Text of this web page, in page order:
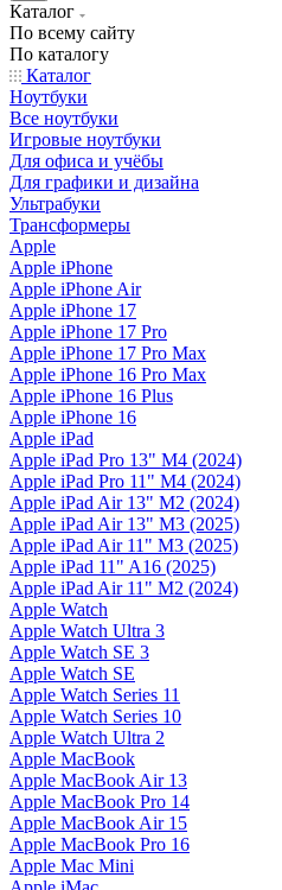
Каталог
По всему сайту
По каталогу
Каталог
Ноутбуки
Все ноутбуки
Игровые ноутбуки
Для офиса и учёбы
Для графики и дизайна
Ультрабуки
Трансформеры
Apple
Apple iPhone
Apple iPhone Air
Apple iPhone 17
Apple iPhone 17 Pro
Apple iPhone 17 Pro Max
Apple iPhone 16 Pro Max
Apple iPhone 16 Plus
Apple iPhone 16
Apple iPad
Apple iPad Pro 13" M4 (2024)
Apple iPad Pro 11" M4 (2024)
Apple iPad Air 13" M2 (2024)
Apple iPad Air 13" M3 (2025)
Apple iPad Air 11" M3 (2025)
Apple iPad 11" A16 (2025)
Apple iPad Air 11" M2 (2024)
Apple Watch
Apple Watch Ultra 3
Apple Watch SE 3
Apple Watch SE
Apple Watch Series 11
Apple Watch Series 10
Apple Watch Ultra 2
Apple MacBook
Apple MacBook Air 13
Apple MacBook Pro 14
Apple MacBook Air 15
Apple MacBook Pro 16
Apple Mac Mini